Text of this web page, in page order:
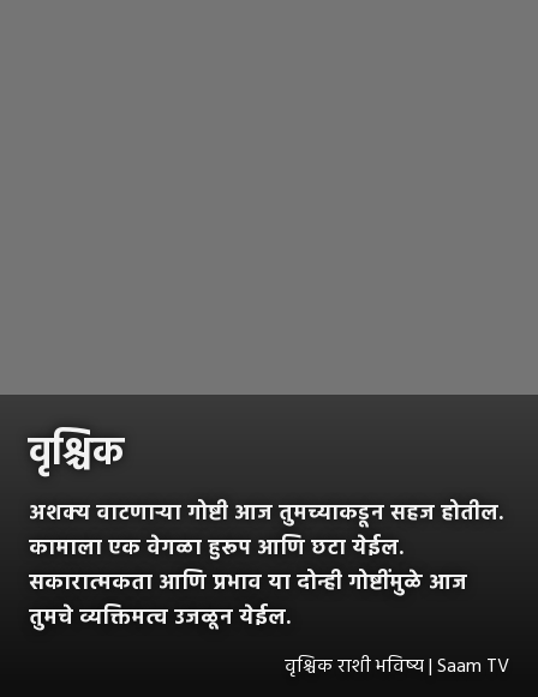
वृश्चिक
अशक्य वाटणाऱ्या गोष्टी आज तुमच्याकडून सहज होतील.
कामाला एक वेगळा हुरूप आणि छटा येईल.
सकारात्मकता आणि प्रभाव या दोन्ही गोष्टींमुळे आज
तुमचे व्यक्तिमत्व उजळून येईल.
वृश्चिक राशी भविष्य | Saam TV